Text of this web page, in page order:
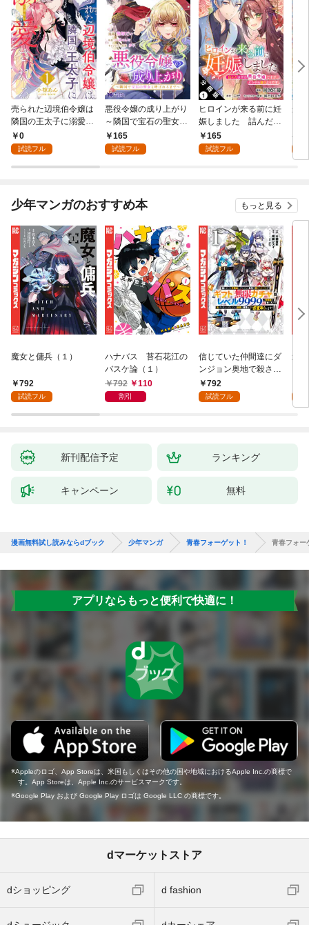
売られた辺境伯令嬢は
隣国の王太子に溺愛さ
れる 1
0
試読フル
悪役令嬢の成り上がり
～隣国で宝石の聖女と
呼ばれるまで～（コミ
ック） 分冊版 1
165
試読フル
ヒロインが来る前に妊
娠しました 詰んだは
ずの悪役令嬢ですが、
どうやら違うようです
165
試読フル
か
少年マンガのおすすめ本 もっと見る
魔女と傭兵（１）
792
試読フル
ハナバス 苔石花江の
バスケ論（１）
792
110
割引
信じていた仲間達にダ
ンジョン奥地で殺され
かけたがギフト『無限
ガチャ』でレベル９９
（１）
792
試読フル
追
強
～
新刊配信予定 ランキング
キャンペーン 無料
漫画無料試し読みならdブック 少年マンガ 青春フォーゲット！ 青春フォ
アプリならもっと便利で快適に！
Appleのロゴ、App Storeは、米国もしくはその他の国や地域におけるApple Inc.の商標で
す。App Storeは、Apple Inc.のサービスマークです。
Google Play および Google Play ロゴは Google LLC の商標です。
dマーケットストア
dショッピング d fashion